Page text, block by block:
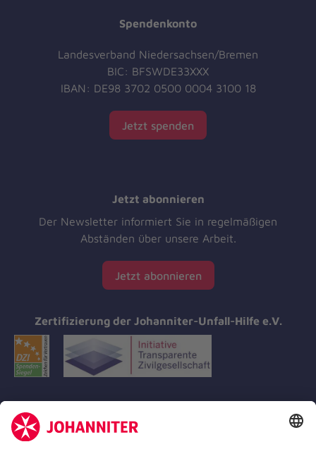
Spendenkonto
Landesverband Niedersachsen/Bremen
BIC: BFSWDE33XXX
IBAN: DE98 3702 0500 0004 3100 18
Jetzt spenden
Jetzt abonnieren
Der Newsletter informiert Sie in regelmäßigen
Abständen über unsere Arbeit.
Jetzt abonnieren
Zertifizierung der Johanniter-Unfall-Hilfe e.V.